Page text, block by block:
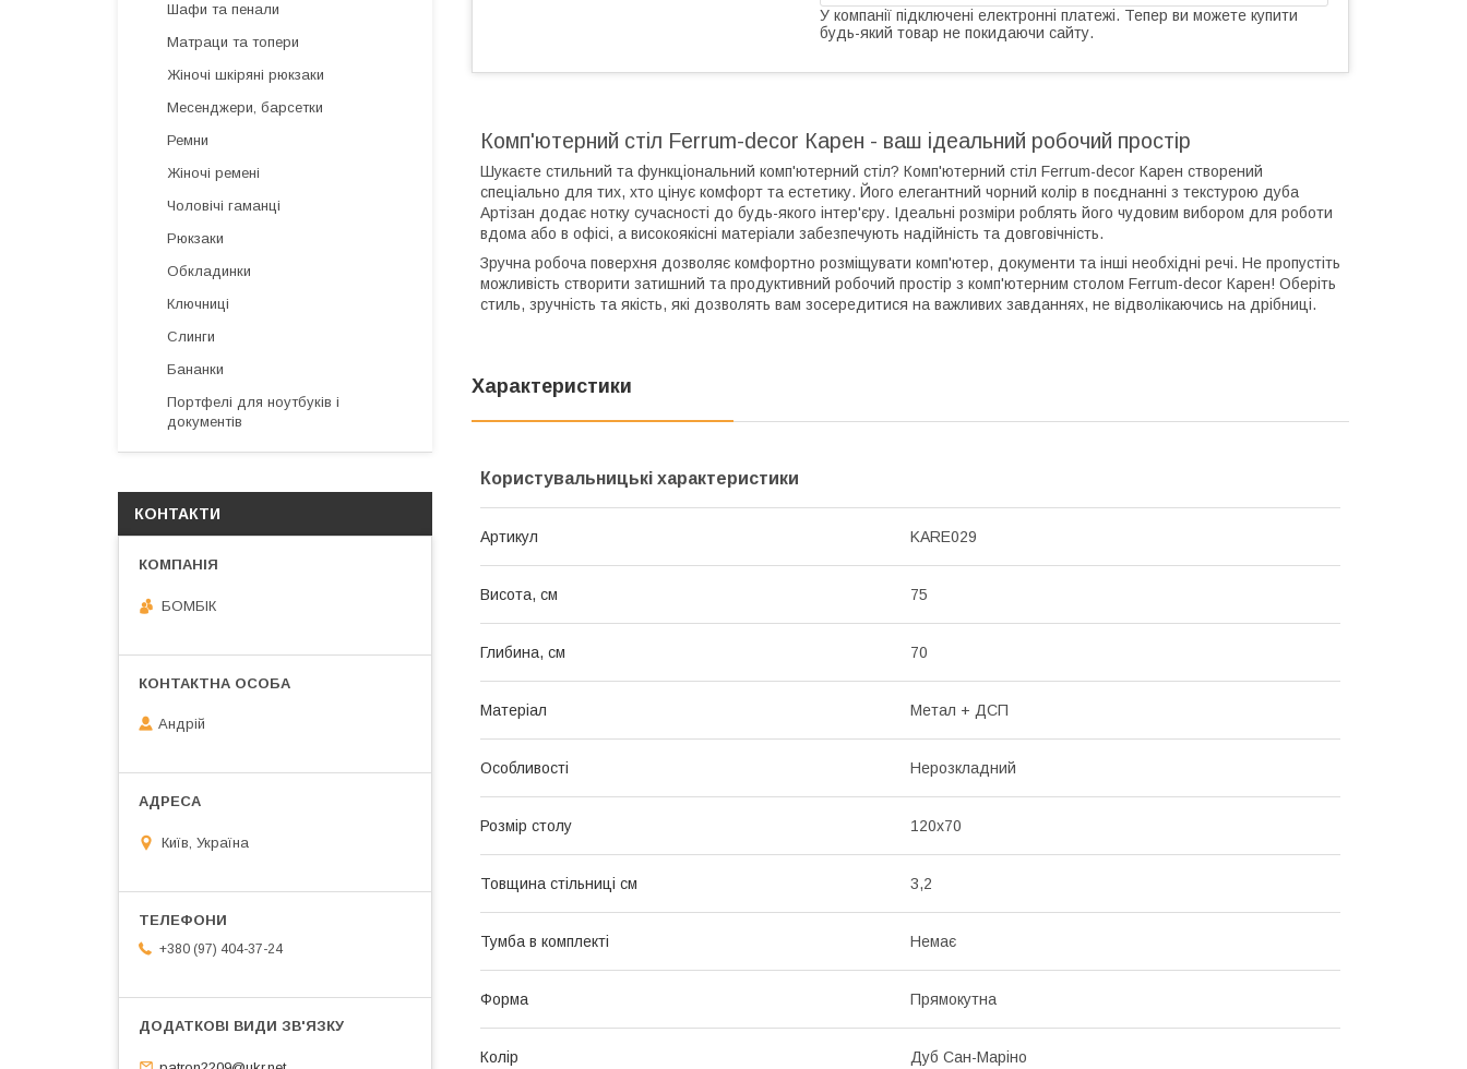
У компанії підключені електронні платежі. Тепер ви можете купити
будь-який товар не покидаючи сайту.
Комп'ютерний стіл Ferrum-decor Карен - ваш ідеальний робочий простір
Шукаєте стильний та функціональний комп'ютерний стіл? Комп'ютерний стіл Ferrum-decor Карен створений
спеціально для тих, хто цінує комфорт та естетику. Його елегантний чорний колір в поєднанні з текстурою дуба
Артізан додає нотку сучасності до будь-якого інтер'єру. Ідеальні розміри роблять його чудовим вибором для роботи
вдома або в офісі, а високоякісні матеріали забезпечують надійність та довговічність.
Зручна робоча поверхня дозволяє комфортно розміщувати комп'ютер, документи та інші необхідні речі. Не пропустіть
можливість створити затишний та продуктивний робочий простір з комп'ютерним столом Ferrum-decor Карен! Оберіть
стиль, зручність та якість, які дозволять вам зосередитися на важливих завданнях, не відволікаючись на дрібниці.
Характеристики
Користувальницькі характеристики
Артикул KARE029
Висота, см 75
Глибина, см 70
Матеріал Метал + ДСП
Особливості Нерозкладний
Розмір столу 120х70
Товщина стільниці см 3,2
Тумба в комплекті Немає
Форма Прямокутна
Колір Дуб Сан-Маріно
Шафи та пенали
Матраци та топери
Жіночі шкіряні рюкзаки
Месенджери, барсетки
Ремни
Жіночі ремені
Чоловічі гаманці
Рюкзаки
Обкладинки
Ключниці
Слинги
Бананки
Портфелі для ноутбуків і
документів
КОНТАКТИ
БОМБІК
Андрій
Київ, Україна
+380 (97) 404-37-24